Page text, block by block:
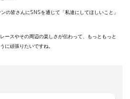
の皆さんにSNSを通じて「私達にしてほしいこと」
ースやその周辺の楽しさが伝わって、もっともっと
に頑張りたいですね。